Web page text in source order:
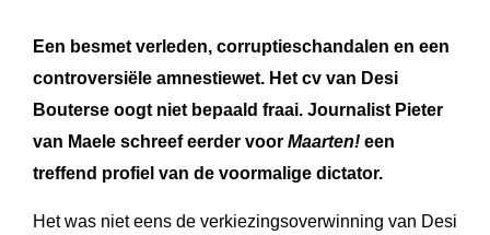
Een besmet verleden, corruptieschandalen en een
controversiële amnestiewet. Het cv van Desi
Bouterse oogt niet bepaald fraai. Journalist Pieter
van Maele schreef eerder voor Maarten! een
treffend profiel van de voormalige dictator.
Het was niet eens de verkiezingsoverwinning van Desi